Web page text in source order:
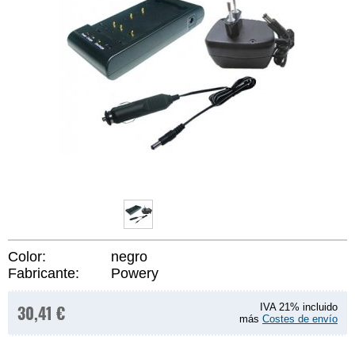
Color:
negro
Fabricante:
Powery
30,41 €
IVA 21% incluido
más Costes de envío